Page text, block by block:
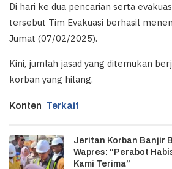
Di hari ke dua pencarian serta
tersebut Tim Evakuasi berhasil
Jumat (07/02/2025).
Kini, jumlah jasad yang ditemukan
korban yang hilang.
Konten Terkait
Jeritan Korban Banjir
Wapres: “Perabot
Kami Terima”